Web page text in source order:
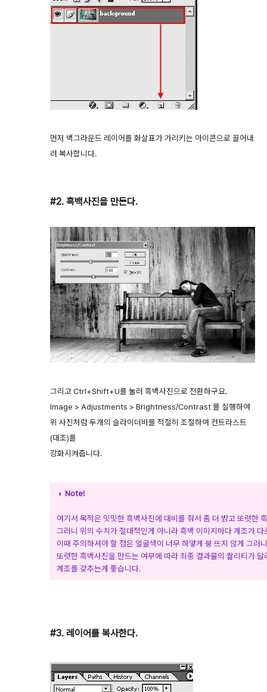
먼저 백그라운드 레이어를 화살표가 가리키는 아이콘으로 끌어내
려 복사합니다.
#2. 흑백사진을 만든다.
그리고 Ctrl+Shift+U를 눌러 흑백사진으로 전환하구요.
Image > Adjustments > Brightness/Contrast 를 실행하여
위 사진처럼 두개의 슬라이더바를 적절히 조절하여 컨트라스트
(대조)를
강화시켜줍니다.
◐ Note!
여기서 목적은 밋밋한 흑백사진에 대비를 줘서 좀 더 밝고 또렷한
그러니 위의 수치가 절대적인게 아니라 흑백 이미지마다 계조가
이때 주의하셔야 할 점은 얼굴색이 너무 하얗게 붕 뜨지 않게 그러
또렷한 흑백사진을 만드는 여부에 따라 최종 결과물의 퀄리티가
계조를 갖추는게 좋습니다.
#3. 레이어를 복사한다.